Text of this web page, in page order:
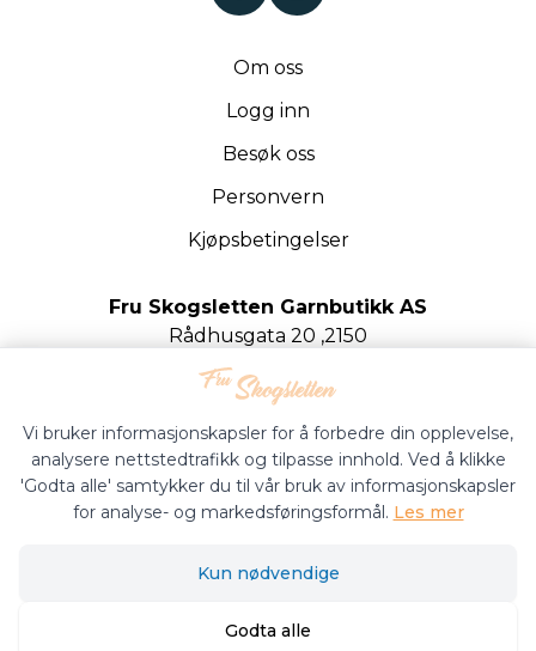
Om oss
Logg inn
Besøk oss
Personvern
Kjøpsbetingelser
Fru Skogsletten Garnbutikk AS
Rådhusgata 20 ,2150
Org.nr. 922020442
Siden driftes avShoplabs
Vi bruker informasjonskapsler for å forbedre din opplevelse,
analysere nettstedtrafikk og tilpasse innhold. Ved å klikke
'Godta alle' samtykker du til vår bruk av informasjonskapsler
for analyse- og markedsføringsformål. Les mer
Kun nødvendige
Godta alle